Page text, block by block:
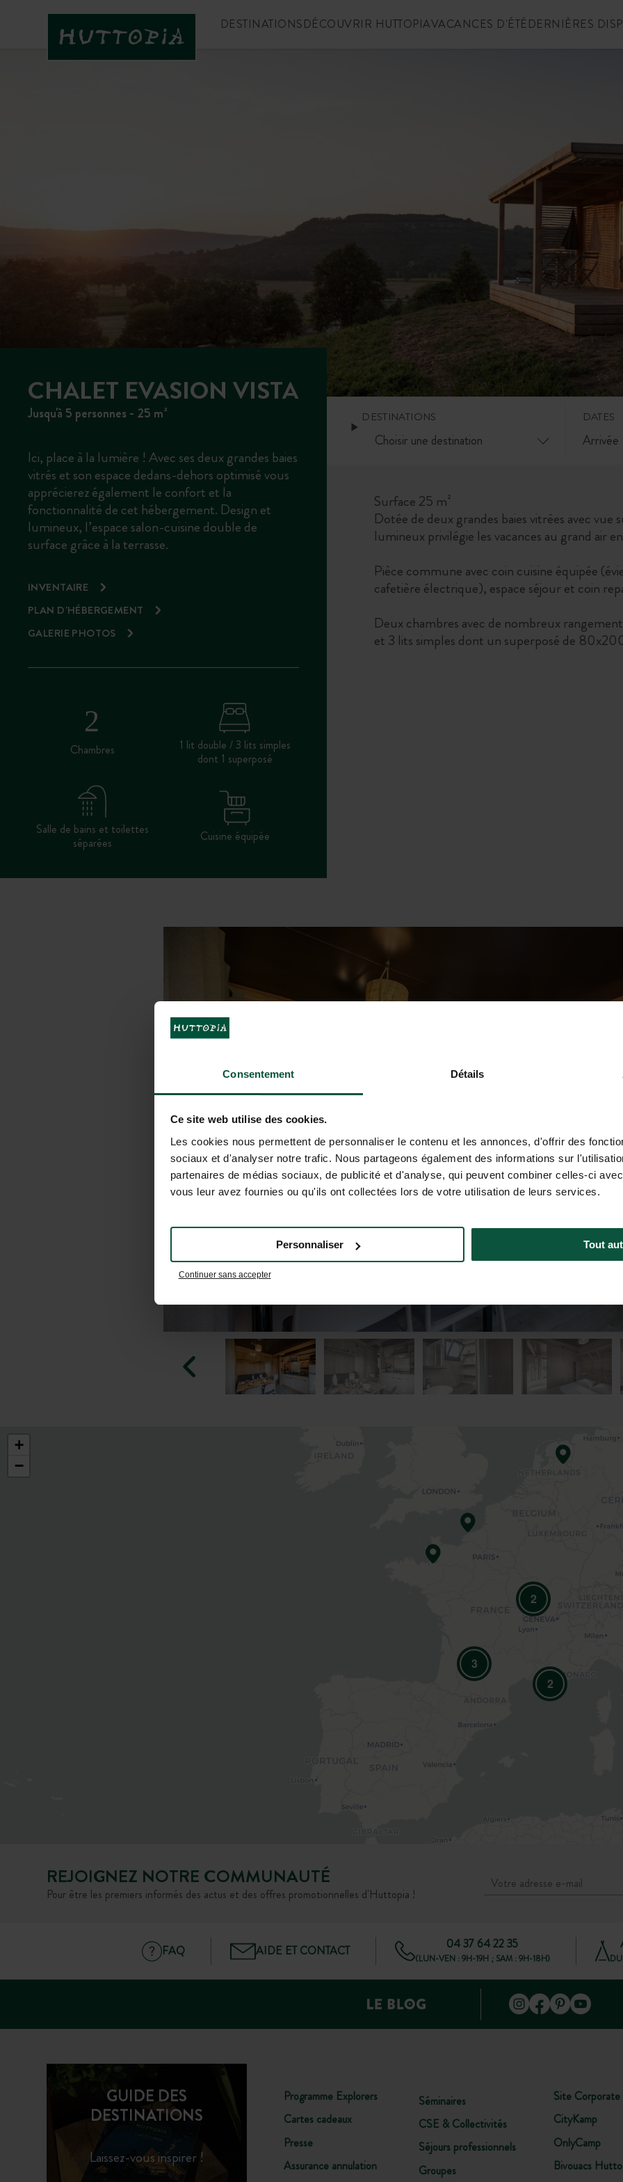
Consentement Détails
Ce site web utilise des cookies.
Les cookies nous permettent de personnaliser le contenu et les annonces, d'offrir des
sociaux et d'analyser notre trafic. Nous partageons également des informations sur
partenaires de médias sociaux, de publicité et d'analyse, qui peuvent combiner celles-ci
vous leur avez fournies ou qu'ils ont collectées lors de votre utilisation de leurs services.
Continuer sans accepter
Personnaliser Tout
DESTINATIONSDÉCOUVRIR HUTTOPIAVACANCES D'ÉTÉDERNIÈRES
CHALET EVASION VISTA
Jusqu'à 5 personnes - 25 m²
Ici, place à la lumière ! Avec ses deux grandes baies
vitrés et son espace dedans-dehors optimisé vous
apprécierez également le confort et la
fonctionnalité de cet hébergement. Design et
lumineux, l’espace salon-cuisine double de
surface grâce à la terrasse.
INVENTAIRE
PLAN D'HÉBERGEMENT
GALERIE PHOTOS
Chambres
1 lit double / 3 lits simples
dont 1 superposé
Salle de bains et toilettes
séparées
Cuisine équipée
DESTINATIONS DATES
Surface 25 m²
Dotée de deux grandes baies vitrées avec
lumineux privilégie les vacances au grand air
Pièce commune avec coin cuisine équipée
cafetière électrique), espace séjour et coin
Deux chambres avec de nombreux
et 3 lits simples dont un superposé de
2
3
2
+
−
REJOIGNEZ NOTRE COMMUNAUTÉ
Pour être les premiers informés des actus et des offres promotionnelles d'Huttopia !
FAQ AIDE ET CONTACT 04 37 64 22 35
(LUN-VEN : 9H-19H ; SAM : 9H-18H)
GUIDE DES
DESTINATIONS
Laissez-vous inspirer !
Programme Explorers
Cartes cadeaux
Presse
Assurance annulation
Séminaires
CSE & Collectivités
Séjours professionnels
Groupes
Site Corporate
CityKamp
OnlyCamp
Bivouacs